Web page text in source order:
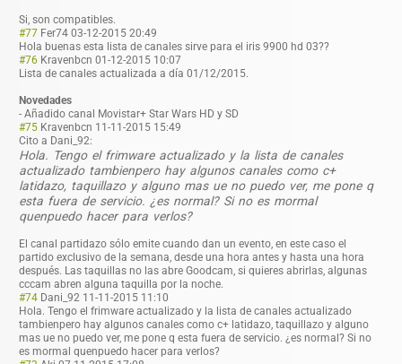
Si, son compatibles.
#77 Fer74 03-12-2015 20:49
Hola buenas esta lista de canales sirve para el iris 9900 hd 03??
#76 Kravenbcn 01-12-2015 10:07
Lista de canales actualizada a día 01/12/2015.
Novedades
- Añadido canal Movistar+ Star Wars HD y SD
#75 Kravenbcn 11-11-2015 15:49
Cito a Dani_92:
Hola. Tengo el frimware actualizado y la lista de canales
actualizado tambienpero hay algunos canales como c+
latidazo, taquillazo y alguno mas ue no puedo ver, me pone q
esta fuera de servicio. ¿es normal? Si no es mormal
quenpuedo hacer para verlos?
El canal partidazo sólo emite cuando dan un evento, en este caso el
partido exclusivo de la semana, desde una hora antes y hasta una hora
después. Las taquillas no las abre Goodcam, si quieres abrirlas, algunas
cccam abren alguna taquilla por la noche.
#74 Dani_92 11-11-2015 11:10
Hola. Tengo el frimware actualizado y la lista de canales actualizado
tambienpero hay algunos canales como c+ latidazo, taquillazo y alguno
mas ue no puedo ver, me pone q esta fuera de servicio. ¿es normal? Si no
es mormal quenpuedo hacer para verlos?